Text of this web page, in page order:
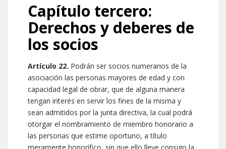
Capítulo tercero:
Derechos y deberes de
los socios
Artículo 22. Podrán ser socios numerarios de la
asociación las personas mayores de edad y con
capacidad legal de obrar, que de alguna manera
tengan interés en servir los fines de la misma y
sean admitidos por la junta directiva, la cual podrá
otorgar el nombramiento de miembro honorario a
las personas que estime oportuno, a título